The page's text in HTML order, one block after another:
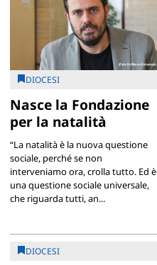
DIOCESI
Nasce la Fondazione
per la natalità
“La natalità è la nuova questione
sociale, perché se non
interveniamo ora, crolla tutto. Ed è
una questione sociale universale,
che riguarda tutti, an...
DIOCESI